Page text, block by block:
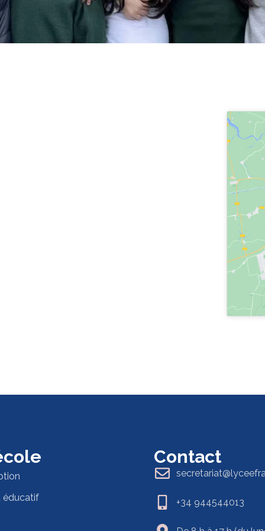
éducatif
Contact
+34 944544013